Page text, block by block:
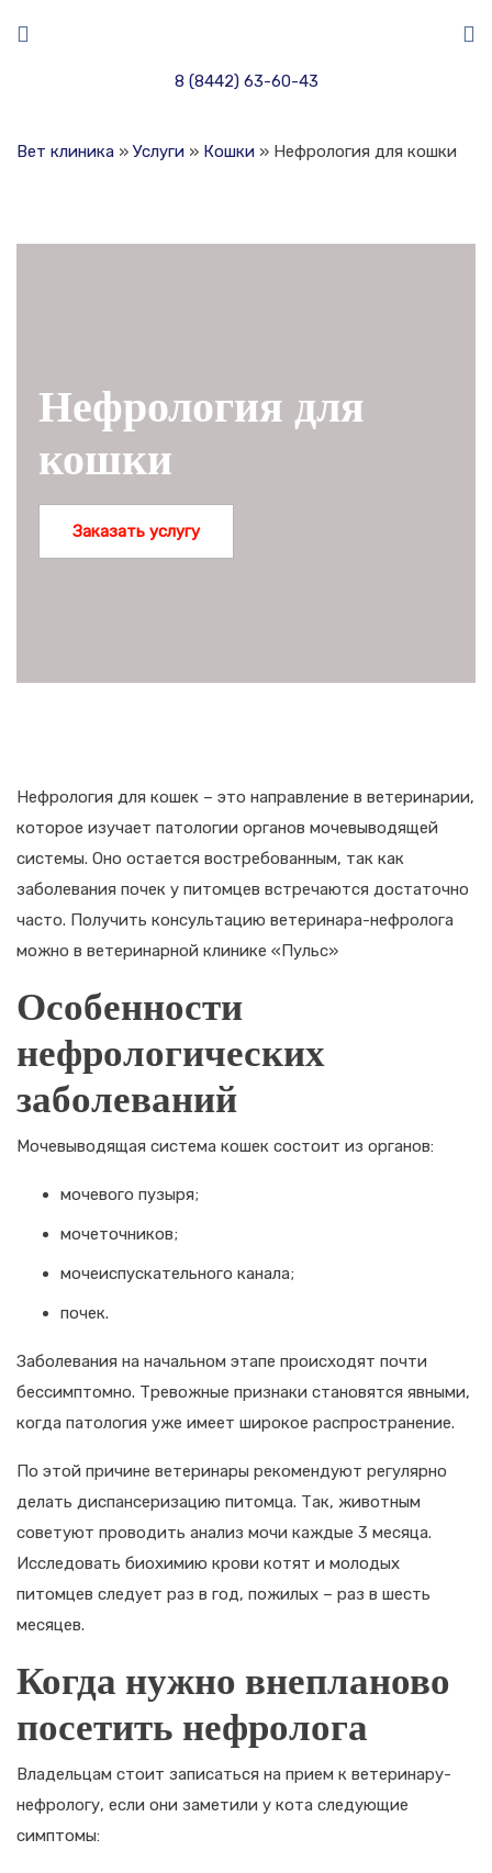
8 (8442) 63-60-43
Вет клиника »Услуги » Кошки » Нефрология для кошки
Нефрология для
кошки
Заказать услугу
Нефрология для кошек – это направление в ветеринарии,
которое изучает патологии органов мочевыводящей
системы. Оно остается востребованным, так как
заболевания почек у питомцев встречаются достаточно
часто. Получить консультацию ветеринара-нефролога
можно в ветеринарной клинике «Пульс»
Особенности
нефрологических
заболеваний
Мочевыводящая система кошек состоит из органов:
мочевого пузыря;
мочеточников;
мочеиспускательного канала;
почек.
Заболевания на начальном этапе происходят почти
бессимптомно. Тревожные признаки становятся явными,
когда патология уже имеет широкое распространение.
По этой причине ветеринары рекомендуют регулярно
делать диспансеризацию питомца. Так, животным
советуют проводить анализ мочи каждые 3 месяца.
Исследовать биохимию крови котят и молодых
питомцев следует раз в год, пожилых – раз в шесть
месяцев.
Когда нужно внепланово
посетить нефролога
Владельцам стоит записаться на прием к ветеринару-
нефрологу, если они заметили у кота следующие
симптомы: